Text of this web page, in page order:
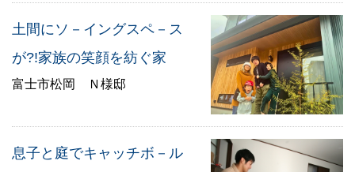
土間にソ－イングスペ－ス
が?!家族の笑顔を紡ぐ家
富士市松岡 Ｎ様邸
息子と庭でキャッチボ－ル